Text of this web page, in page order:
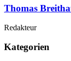
Thomas
Redakteur
Kategorien